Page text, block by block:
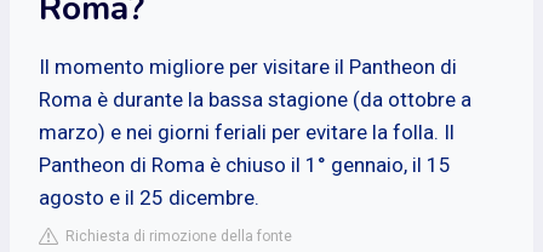
Il momento migliore per visitare il Pantheon di
Roma è durante la bassa stagione (da ottobre a
marzo) e nei giorni feriali per evitare la folla. Il
Pantheon di Roma è chiuso il 1° gennaio, il 15
agosto e il 25 dicembre.
Richiesta di rimozione della fonte